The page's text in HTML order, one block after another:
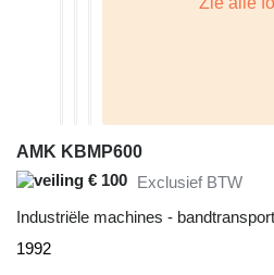
AMK KBMP600
€ 100 Exclusief BTW
Industriële machines -
1992